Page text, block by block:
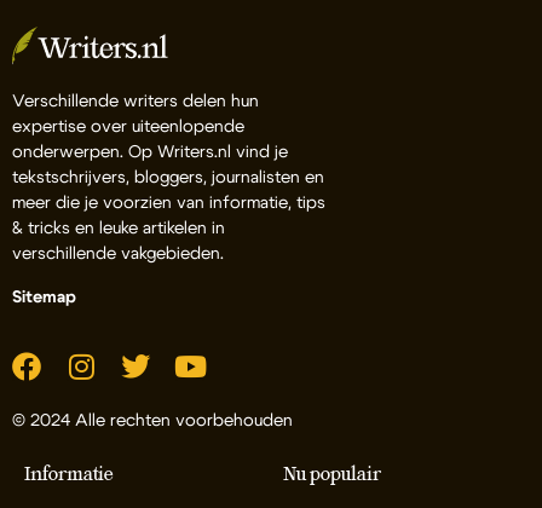
Verschillende writers delen hun
expertise over uiteenlopende
onderwerpen. Op Writers.nl vind je
tekstschrijvers, bloggers, journalisten en
meer die je voorzien van informatie, tips
& tricks en leuke artikelen in
verschillende vakgebieden.
Sitemap
© 2024 Alle rechten voorbehouden
Informatie Nu populair